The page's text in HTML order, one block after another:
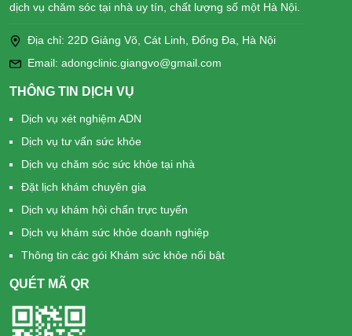
dịch vụ chăm sóc tại nhà uy tín, chất lượng số một Hà Nội.
Địa chỉ: 22D Giảng Võ, Cát Linh, Đống Đa, Hà Nội
Email: adongclinic.giangvo@gmail.com
THÔNG TIN DỊCH VỤ
Dịch vụ xét nghiệm ADN
Dịch vụ tư vấn sức khỏe
Dịch vụ chăm sóc sức khỏe tại nhà
Đặt lịch khám chuyên gia
Dịch vụ khám hội chẩn trực tuyến
Dịch vụ khám sức khỏe doanh nghiệp
Thông tin các gói Khám sức khỏe nổi bật
QUÉT MÃ QR